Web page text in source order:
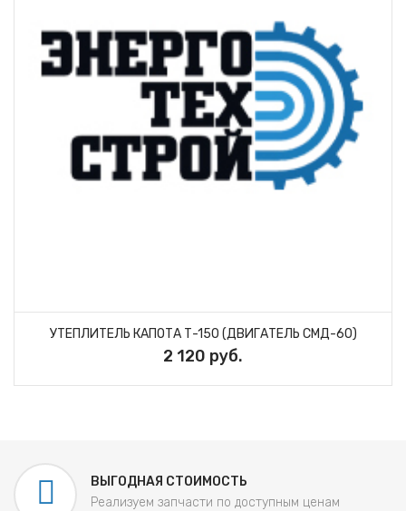
УТЕПЛИТЕЛЬ КАПОТА Т-150 (ДВИГАТЕЛЬ СМД-60)
2 120 руб.
ВЫГОДНАЯ СТОИМОСТЬ
Реализуем запчасти по доступным ценам